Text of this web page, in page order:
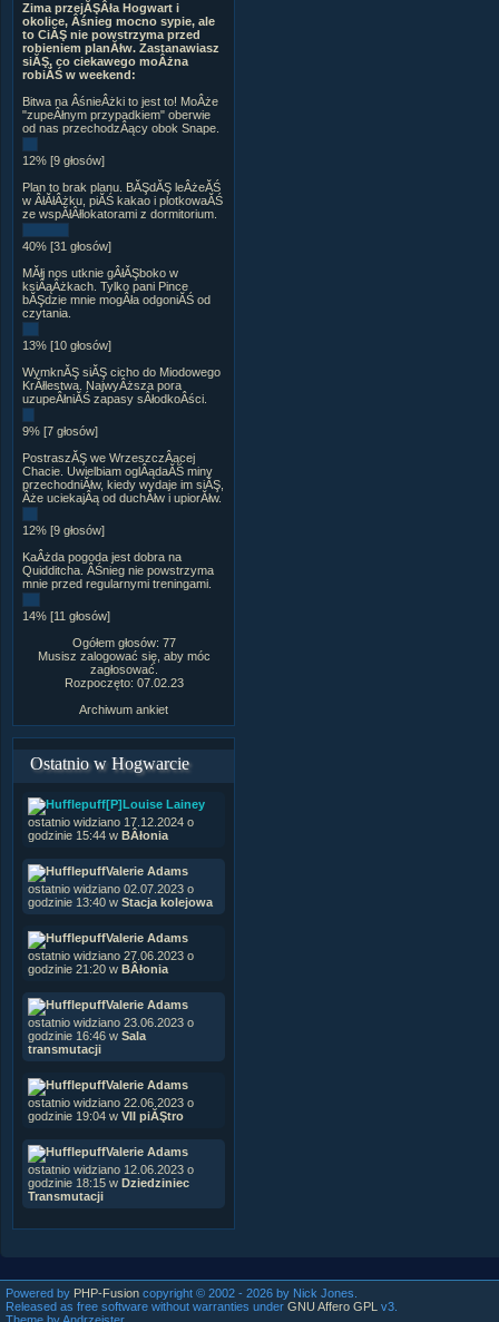
Zima przejĂŞÂła Hogwart i
okolice, Âśnieg mocno sypie, ale
to CiĂŞ nie powstrzyma przed
robieniem planĂłw. Zastanawiasz
siĂŞ, co ciekawego moÂżna
robiĂŚ w weekend:
Bitwa na ÂśnieÂżki to jest to! MoÂże
"zupeÂłnym przypadkiem" oberwie
od nas przechodzÂący obok Snape.
12% [9 głosów]
Plan to brak planu. BĂŞdĂŞ leÂżeĂŚ
w ÂłĂłÂżku, piĂŚ kakao i plotkowaĂŚ
ze wspĂłÂłlokatorami z dormitorium.
40% [31 głosów]
MĂłj nos utknie gÂłĂŞboko w
ksiÂąÂżkach. Tylko pani Pince
bĂŞdzie mnie mogÂła odgoniĂŚ od
czytania.
13% [10 głosów]
WymknĂŞ siĂŞ cicho do Miodowego
KrĂłlestwa. NajwyÂższa pora
uzupeÂłniĂŚ zapasy sÂłodkoÂści.
9% [7 głosów]
PostraszĂŞ we WrzeszczÂącej
Chacie. Uwielbiam oglÂądaĂŚ miny
przechodniĂłw, kiedy wydaje im siĂŞ,
Âże uciekajÂą od duchĂłw i upiorĂłw.
12% [9 głosów]
KaÂżda pogoda jest dobra na
Quidditcha. ÂŚnieg nie powstrzyma
mnie przed regularnymi treningami.
14% [11 głosów]
Ogółem głosów: 77
Musisz zalogować się, aby móc
zagłosować.
Rozpoczęto: 07.02.23
Archiwum ankiet
Ostatnio w Hogwarcie
[P]Louise Lainey
ostatnio widziano 17.12.2024 o
godzinie 15:44 w BÂłonia
Valerie Adams
ostatnio widziano 02.07.2023 o
godzinie 13:40 w Stacja kolejowa
Valerie Adams
ostatnio widziano 27.06.2023 o
godzinie 21:20 w BÂłonia
Valerie Adams
ostatnio widziano 23.06.2023 o
godzinie 16:46 w Sala
transmutacji
Valerie Adams
ostatnio widziano 22.06.2023 o
godzinie 19:04 w VII piĂŞtro
Valerie Adams
ostatnio widziano 12.06.2023 o
godzinie 18:15 w Dziedziniec
Transmutacji
Powered by PHP-Fusion copyright © 2002 - 2026 by Nick Jones.
Released as free software without warranties under GNU Affero GPL
v3.